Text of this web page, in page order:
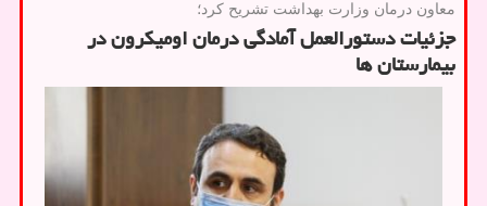
معاون درمان وزارت بهداشت تشریح كرد؛
جزئیات دستورالعمل آمادگی درمان اومیکرون در
بیمارستان ها